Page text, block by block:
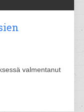
valmentanut